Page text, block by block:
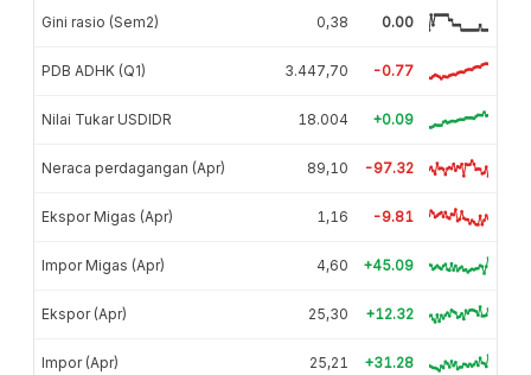
Gini rasio (Sem2) 0,38 0.00
PDB ADHK (Q1) 3.447,70 -0.77
Nilai Tukar USDIDR 18.004 +0.09
Neraca perdagangan (Apr) 89,10 -97.32
Ekspor Migas (Apr) 1,16 -9.81
Impor Migas (Apr) 4,60 +45.09
Ekspor (Apr) 25,30 +12.32
Impor (Apr) 25,21 +31.28